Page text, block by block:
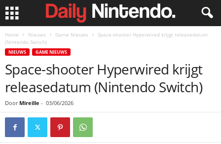
Home Nieuws Game Nieuws
Space-shooter Hyperwired krijgt releasedatum
(Nintendo Switch)
NIEUWS GAME NIEUWS
Space-shooter Hyperwired krijgt
releasedatum (Nintendo Switch)
Door Mireille - 03/06/2026